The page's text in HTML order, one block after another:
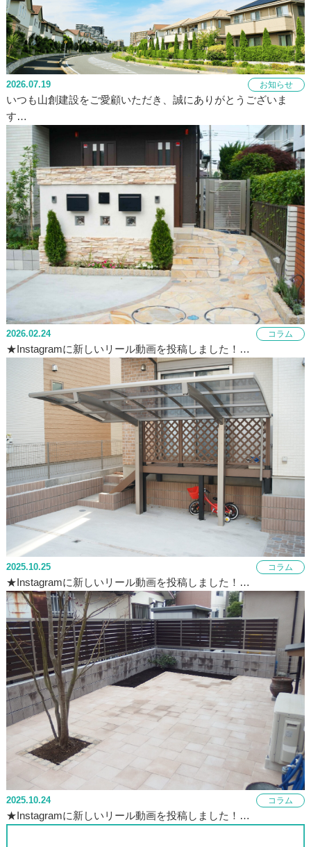
2026.07.19 お知らせ
いつも山創建設をご愛顧いただき、誠にありがとうございま
す…
2026.02.24 コラム
★Instagramに新しいリール動画を投稿しました！…
2025.10.25 コラム
★Instagramに新しいリール動画を投稿しました！…
2025.10.24 コラム
★Instagramに新しいリール動画を投稿しました！…